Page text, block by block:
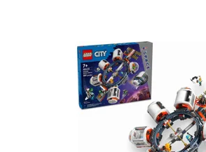
Hvězdná stavebnice LEGO® Vesmírná
fanoušky vesmírných lodí
Dostupnost:
Skladem2
11355